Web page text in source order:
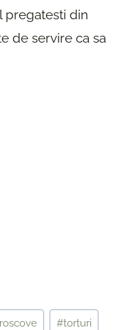
pregatesti din
de servire ca sa
#torturi